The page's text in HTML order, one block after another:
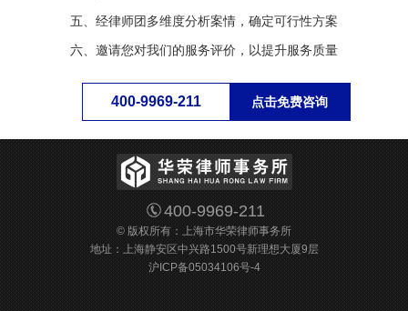
五、经律师团多维度分析案情，确定可行性方案
六、邀请您对我们的服务评价，以提升服务质量
400-9969-211 点击免费咨询
400-9969-211
© 版权所有：
上海市华荣律师事务所
地址：上海静安区中兴路1500号新理想大厦9层
沪ICP备05034106号-4